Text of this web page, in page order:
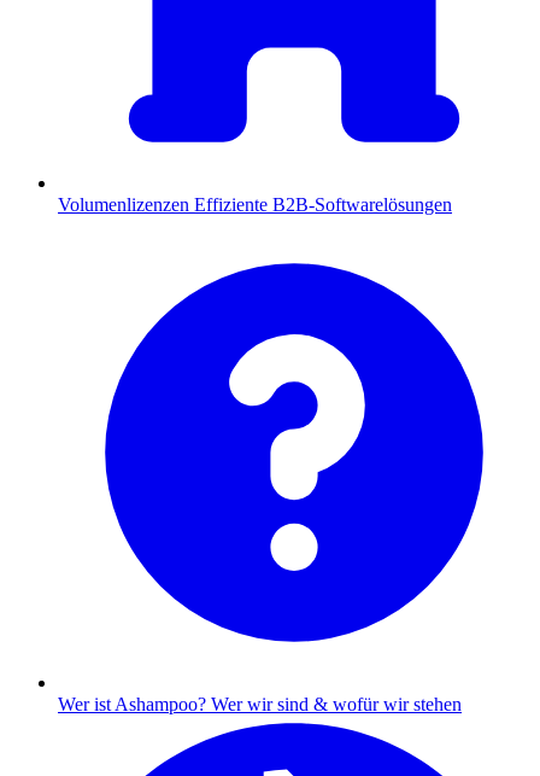
Volumenlizenzen Effiziente B2B-Softwarelösungen
Wer ist Ashampoo? Wer wir sind & wofür wir stehen